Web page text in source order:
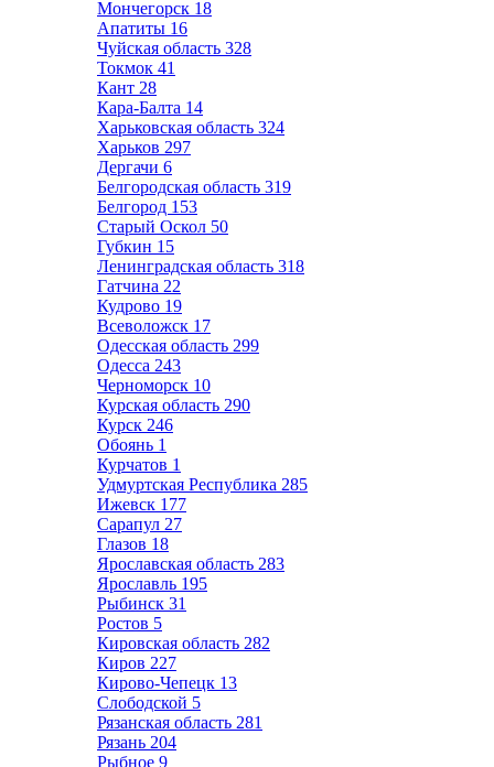
Мончегорск 18
Апатиты 16
Чуйская область 328
Токмок 41
Кант 28
Кара-Балта 14
Харьковская область 324
Харьков 297
Дергачи 6
Белгородская область 319
Белгород 153
Старый Оскол 50
Губкин 15
Ленинградская область 318
Гатчина 22
Кудрово 19
Всеволожск 17
Одесская область 299
Одесса 243
Черноморск 10
Курская область 290
Курск 246
Обоянь 1
Курчатов 1
Удмуртская Республика 285
Ижевск 177
Сарапул 27
Глазов 18
Ярославская область 283
Ярославль 195
Рыбинск 31
Ростов 5
Кировская область 282
Киров 227
Кирово-Чепецк 13
Слободской 5
Рязанская область 281
Рязань 204
Рыбное 9